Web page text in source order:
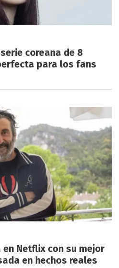
coreana de 8
para los fans
Netflix con su mejor
en hechos reales